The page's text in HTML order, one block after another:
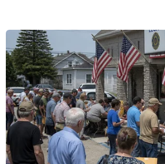
Với kết quả này, đội tuyển
luyện viên Nguyễn Hữu
giành vé vào bán kết sớm
[HLV Nguyễn Hữu Thắng
thủ ở vòng bán kết]